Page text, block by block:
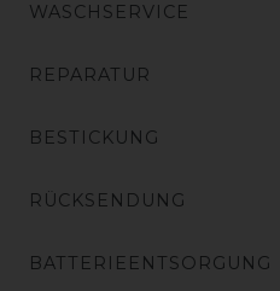
WASCHSERVICE
REPARATUR
BESTICKUNG
RÜCKSENDUNG
BATTERIEENTSORGUNG